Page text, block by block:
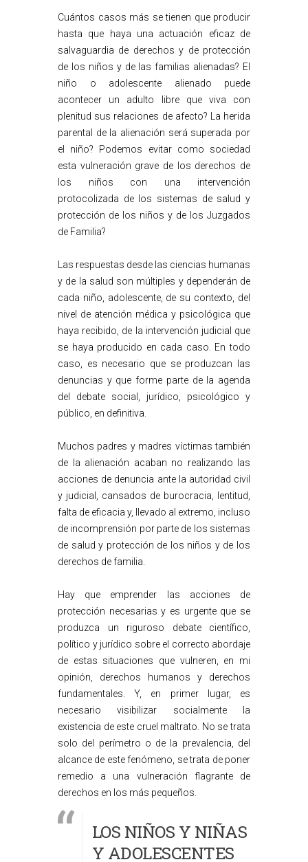
Cuántos casos más se tienen que producir
hasta que haya una actuación eficaz de
salvaguardia de derechos y de protección
de los niños y de las familias alienadas? El
niño o adolescente alienado puede
acontecer un adulto libre que viva con
plenitud sus relaciones de afecto? La herida
parental de la alienación será superada por
el niño? Podemos evitar como sociedad
esta vulneración grave de los derechos de
los niños con una intervención
protocolizada de los sistemas de salud y
protección de los niños y de los Juzgados
de Familia?
Las respuestas desde las ciencias humanas
y de la salud son múltiples y dependerán de
cada niño, adolescente, de su contexto, del
nivel de atención médica y psicológica que
haya recibido, de la intervención judicial que
se haya producido en cada caso. En todo
caso, es necesario que se produzcan las
denuncias y que forme parte de la agenda
del debate social, jurídico, psicológico y
público, en definitiva.
Muchos padres y madres víctimas también
de la alienación acaban no realizando las
acciones de denuncia ante la autoridad civil
y judicial, cansados de burocracia, lentitud,
falta de eficacia y, llevado al extremo, incluso
de incomprensión por parte de los sistemas
de salud y protección de los niños y de los
derechos de familia.
Hay que emprender las acciones de
protección necesarias y es urgente que se
produzca un riguroso debate científico,
político y jurídico sobre el correcto abordaje
de estas situaciones que vulneren, en mi
opinión, derechos humanos y derechos
fundamentales. Y, en primer lugar, es
necesario visibilizar socialmente la
existencia de este cruel maltrato. No se trata
solo del perímetro o de la prevalencia, del
alcance de este fenómeno, se trata de poner
remedio a una vulneración flagrante de
derechos en los más pequeños.
LOS NIÑOS Y NIÑAS
Y ADOLESCENTES